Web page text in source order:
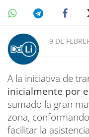
9 DE
A la iniciativa de
inicialmente por
sumado la gran
zona,
facilitar la